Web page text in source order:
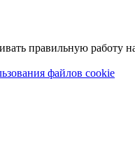
правильную работу
файлов cookie